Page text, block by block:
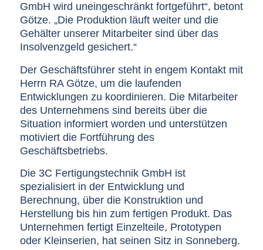
GmbH wird uneingeschränkt fortgeführt“, betont
Götze. „Die Produktion läuft weiter und die
Gehälter unserer Mitarbeiter sind über das
Insolvenzgeld gesichert.“
Der Geschäftsführer steht in engem Kontakt mit
Herrn RA Götze, um die laufenden
Entwicklungen zu koordinieren. Die Mitarbeiter
des Unternehmens sind bereits über die
Situation informiert worden und unterstützen
motiviert die Fortführung des
Geschäftsbetriebs.
Die 3C Fertigungstechnik GmbH ist
spezialisiert in der Entwicklung und
Berechnung, über die Konstruktion und
Herstellung bis hin zum fertigen Produkt. Das
Unternehmen fertigt Einzelteile, Prototypen
oder Kleinserien, hat seinen Sitz in Sonneberg.